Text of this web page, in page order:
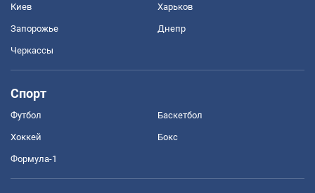
Киев Харьков
Запорожье Днепр
Черкассы
Спорт
Футбол Баскетбол
Хоккей Бокс
Формула-1